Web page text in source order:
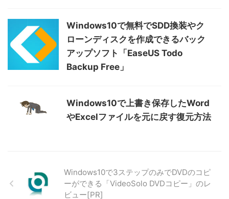
Windows10で無料でSDD換装やク
ローンディスクを作成できるバック
アップソフト「EaseUS Todo
Backup Free」
Windows10で上書き保存したWord
やExcelファイルを元に戻す復元方法
Windows10で3ステップのみでDVDのコピ
ーができる「VideoSolo DVDコピー」のレ
ビュー[PR]